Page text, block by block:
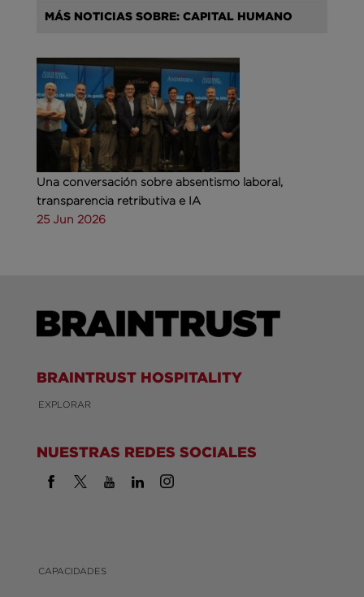
MÁS NOTICIAS SOBRE: CAPITAL HUMANO
Una conversación sobre absentismo laboral,
transparencia retributiva e IA
25 Jun 2026
BRAINTRUST HOSPITALITY
EXPLORAR
NUESTRAS REDES SOCIALES
CAPACIDADES